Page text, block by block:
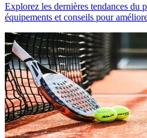
Explorez les dernières tendances du
équipements et conseils pour